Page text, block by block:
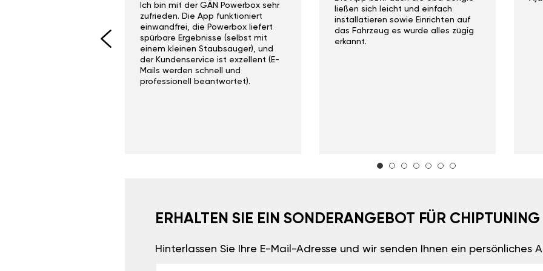
Ich bin mit der GÄN Powerbox sehr
zufrieden. Die App funktioniert
einwandfrei, die Powerbox liefert
spürbare Ergebnisse (selbst mit
einem kleinen Staubsauger), und
der Kundenservice ist exzellent (E-
Mails werden schnell und
professionell beantwortet).
ließen sich leicht und einfach
installatieren sowie Einrichten auf
das Fahrzeug es wurde alles zügig
erkannt.
ERHALTEN SIE EIN SONDERANGEBOT FÜR CHIPTUNING
Hinterlassen Sie Ihre E-Mail-Adresse und wir senden Ihnen ein persönliches